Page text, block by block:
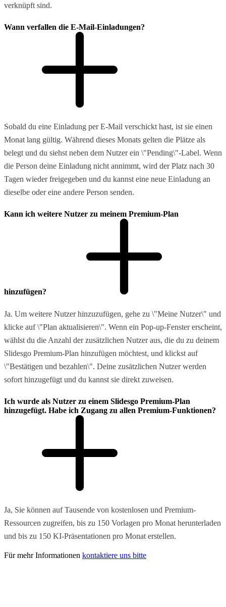
verknüpft sind.
Wann verfallen die E-Mail-Einladungen?
Sobald du eine Einladung per E-Mail verschickt hast, ist sie einen
Monat lang gültig. Während dieses Monats gelten die Plätze als
belegt und du siehst neben dem Nutzer ein \"Pending\"-Label. Wenn
die Person deine Einladung nicht annimmt, wird der Platz nach 30
Tagen wieder freigegeben und du kannst eine neue Einladung an
dieselbe oder eine andere Person senden.
Kann ich weitere Nutzer zu meinem Premium-Plan
hinzufügen?
Ja. Um weitere Nutzer hinzuzufügen, gehe zu \"Meine Nutzer\" und
klicke auf \"Plan aktualisieren\". Wenn ein Pop-up-Fenster erscheint,
wählst du die Anzahl der zusätzlichen Nutzer aus, die du zu deinem
Slidesgo Premium-Plan hinzufügen möchtest, und klickst auf
\"Bestätigen und bezahlen\". Deine zusätzlichen Nutzer werden
sofort hinzugefügt und du kannst sie direkt zuweisen.
Ich wurde als Nutzer zu einem Slidesgo Premium-Plan
hinzugefügt. Habe ich Zugang zu allen Premium-Funktionen?
Ja, Sie können auf Tausende von kostenlosen und Premium-
Ressourcen zugreifen, bis zu 150 Vorlagen pro Monat herunterladen
und bis zu 150 KI-Präsentationen pro Monat erstellen.
Für mehr Informationen kontaktiere uns bitte